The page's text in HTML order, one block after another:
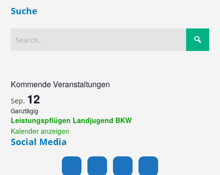
Suche
Kommende Veranstaltungen
Sep. 12
Ganztägig
Leistungspflügen Landjugend BKW
Kalender anzeigen
Social Media